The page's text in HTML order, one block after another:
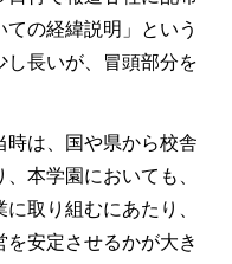
の経緯説明」という
し長いが、冒頭部分を
時は、国や県から校舎
本学園においても、
取り組むにあたり、
安定させるかが大き